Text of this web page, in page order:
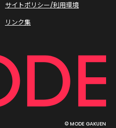
サイトポリシー/利用環境
リンク集
© MODE GAKUEN